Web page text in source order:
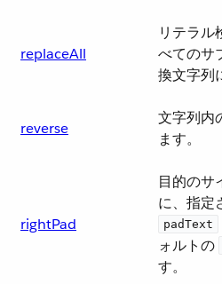
replaceAll
リテラル
べてのサ
換文字列
reverse
文字列内
ます。
rightPad
目的のサ
に、指定
padText
ォルトの ​
す。